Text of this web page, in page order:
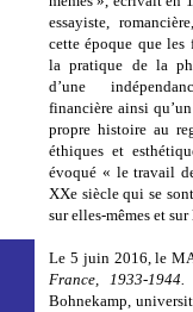
essayiste,
cette époque que les
la pratique de la
d’une
financière ainsi
propre histoire au
éthiques et
évoqué « le travail
XXe siècle qui se
sur elles-mêmes et sur
Le 5 juin 2016, le
France, 1933-
Bohnekamp,